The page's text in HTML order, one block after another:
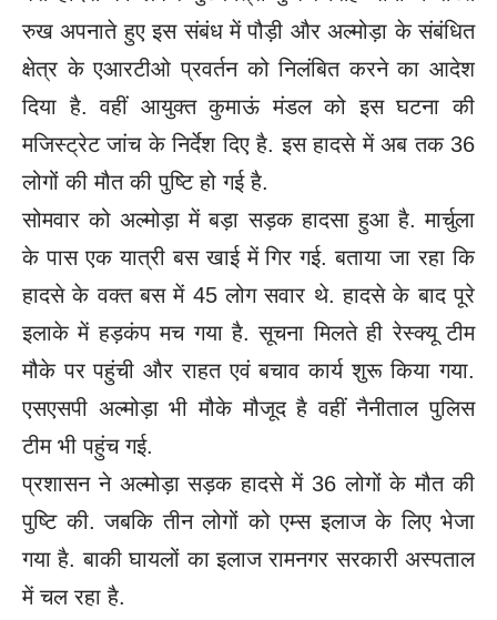
रुख अपनाते हुए इस संबंध में पौड़ी और अल्मोड़ा के संबंधित
क्षेत्र के एआरटीओ प्रवर्तन को निलंबित करने का आदेश
दिया है. वहीं आयुक्त कुमाऊं मंडल को इस घटना की
मजिस्ट्रेट जांच के निर्देश दिए है. इस हादसे में अब तक 36
लोगों की मौत की पुष्टि हो गई है.
सोमवार को अल्मोड़ा में बड़ा सड़क हादसा हुआ है. मार्चुला
के पास एक यात्री बस खाई में गिर गई. बताया जा रहा कि
हादसे के वक्त बस में 45 लोग सवार थे. हादसे के बाद पूरे
इलाके में हड़कंप मच गया है. सूचना मिलते ही रेस्क्यू टीम
मौके पर पहुंची और राहत एवं बचाव कार्य शुरू किया गया.
एसएसपी अल्मोड़ा भी मौके मौजूद है वहीं नैनीताल पुलिस
टीम भी पहुंच गई.
प्रशासन ने अल्मोड़ा सड़क हादसे में 36 लोगों के मौत की
पुष्टि की. जबकि तीन लोगों को एम्स इलाज के लिए भेजा
गया है. बाकी घायलों का इलाज रामनगर सरकारी अस्पताल
में चल रहा है.